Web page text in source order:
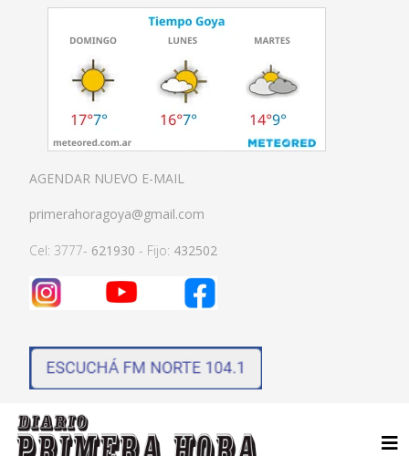
AGENDAR NUEVO E-MAIL
primerahoragoya@gmail.com
Cel: 3777- 621930 - Fijo: 432502